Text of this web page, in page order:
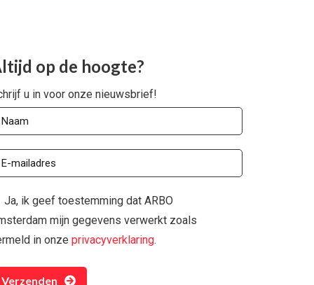
op de hoogte?
u in voor onze nieuwsbrief!
Ja, ik geef toestemming dat ARBO
mijn gegevens verwerkt zoals
in onze privacyverklaring.
Verzenden